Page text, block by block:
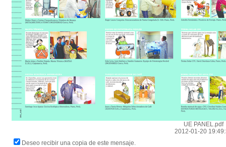
UE PANEL.pdf
2012-01-20
Deseo recibir una copia de este mensaje.